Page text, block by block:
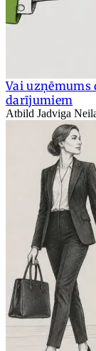
Vai
darījumiem
Atbild Jadviga